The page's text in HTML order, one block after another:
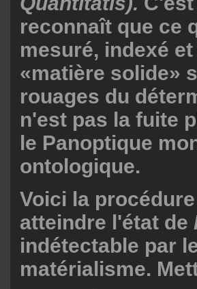
reconnaît que ce
mesuré, indexé
«matière solide»
rouages du
n'est pas la fuite
le Panoptique
ontologique.
Voici la
atteindre l'état de
indétectable par
matérialisme.